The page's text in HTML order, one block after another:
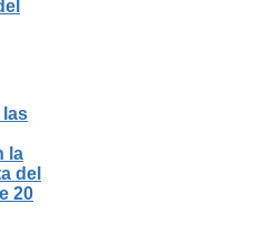
la
del
20